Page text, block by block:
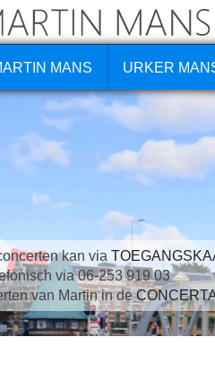
MANS URKER
kan via
via 06-253 919 03
van Martin in de